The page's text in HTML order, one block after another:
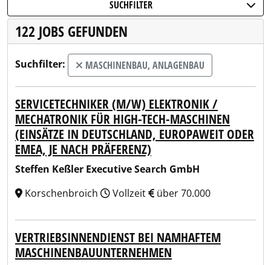
SUCHFILTER
122 JOBS GEFUNDEN
Suchfilter: MASCHINENBAU, ANLAGENBAU
SERVICETECHNIKER (M/W) ELEKTRONIK /
MECHATRONIK FÜR HIGH-TECH-MASCHINEN
(EINSÄTZE IN DEUTSCHLAND, EUROPAWEIT ODER
EMEA, JE NACH PRÄFERENZ)
Steffen Keßler Executive Search GmbH
Korschenbroich
Vollzeit über 70.000
VERTRIEBSINNENDIENST BEI NAMHAFTEM
MASCHINENBAUUNTERNEHMEN